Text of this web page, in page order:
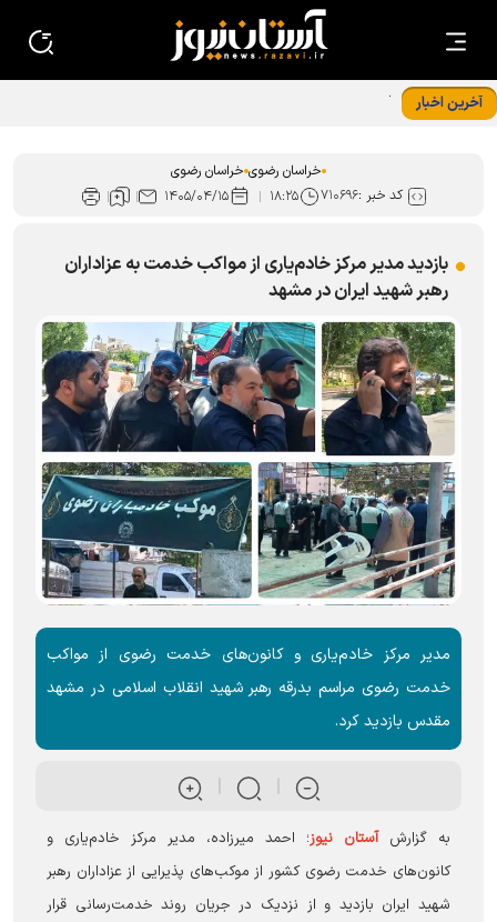
آخرین اخبار آزادی ۱۷ زندانی؛ ارمغان خورشید هشتم در دهه کرامت سبزوار
خراسان رضوی خراسان رضوی
کد خبر :۷۱۰۶۹۶ ۱۸:۲۵ ۱۴۰۵/۰۴/۱۵
بازدید مدیر مرکز خادم‌یاری از مواکب خدمت به عزاداران
رهبر شهید ایران در مشهد
مدیر مرکز خادم‌یاری و کانون‌های خدمت رضوی از مواکب
خدمت رضوی مراسم بدرقه رهبر شهید انقلاب اسلامی در مشهد
مقدس بازدید کرد.
به گزارش آستان نیوز؛ احمد میرزاده، مدیر مرکز خادم‌یاری و
کانون‌های خدمت رضوی کشور از موکب‌های پذیرایی از عزاداران رهبر
شهید ایران بازدید و از نزدیک در جریان روند خدمت‌رسانی قرار